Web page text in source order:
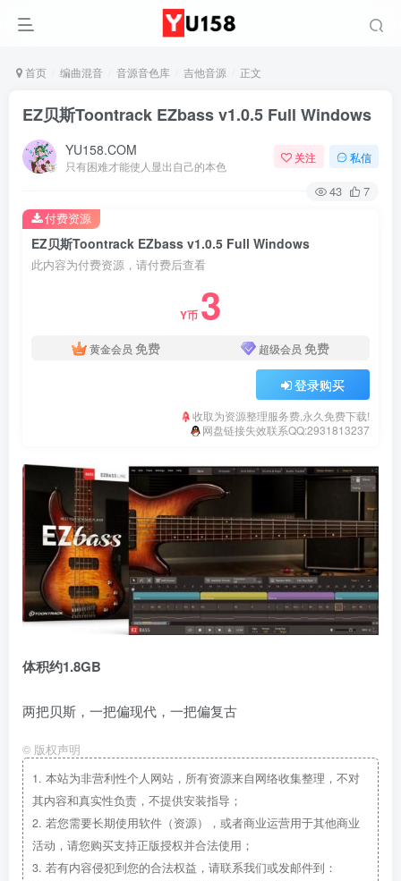
首页 编曲混音 音源音色库 吉他音源 正文
EZ贝斯Toontrack EZbass v1.0.5 Full Windows
YU158.COM
只有困难才能使人显出自己的本色
关注 私信
43 7
EZ贝斯Toontrack EZbass v1.0.5 Full Windows
此内容为付费资源，请付费后查看
Y币 3
黄金会员 免费 超级会员 免费
登录购买
收取为资源整理服务费,永久免费下载!
网盘链接失效联系QQ:2931813237
付费资源
体积约1.8GB
两把贝斯，一把偏现代，一把偏复古
© 版权声明
1. 本站为非营利性个人网站，所有资源来自网络收集整理，不对
其内容和真实性负责，不提供安装指导；
2. 若您需要长期使用软件（资源），或者商业运营用于其他商业
活动，请您购买支持正版授权并合法使用；
3. 若有内容侵犯到您的合法权益，请联系我们或发邮件到：